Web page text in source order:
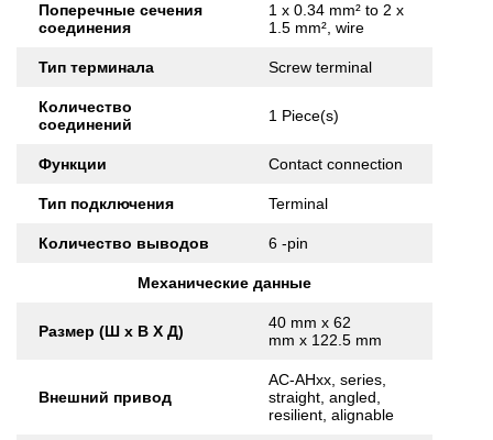
Поперечные сечения
соединения
1 x 0.34 mm² to 2 x
1.5 mm², wire
Тип терминала Screw terminal
Количество
соединений
1 Piece(s)
Функции Contact connection
Тип подключения Terminal
Количество выводов 6 -pin
Механические данные
Размер (Ш x В X Д)
40 mm x 62
mm x 122.5 mm
Внешний привод
AC-AHxx, series,
straight, angled,
resilient, alignable